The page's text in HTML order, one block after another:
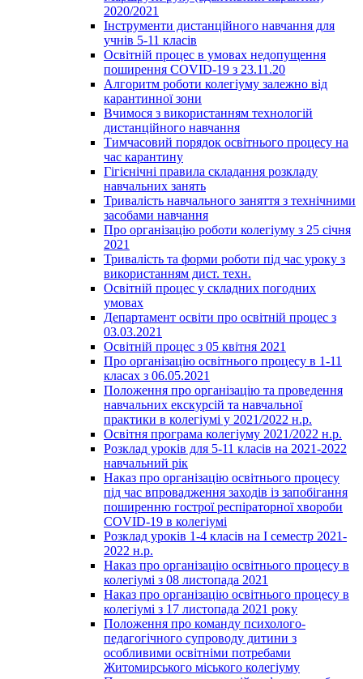
2020/2021
Інструменти дистанційного навчання для
учнів 5-11 класів
Освітній процес в умовах недопущення
поширення COVID-19 з 23.11.20
Алгоритм роботи колегіуму залежно від
карантинної зони
Вчимося з використанням технологій
дистанційного навчання
Тимчасовий порядок освітнього процесу на
час карантину
Гігієнічні правила складання розкладу
навчальних занять
Тривалість навчального заняття з технічними
засобами навчання
Про організацію роботи колегіуму з 25 січня
2021
Тривалість та форми роботи під час уроку з
використанням дист. техн.
Освітній процес у складних погодних
умовах
Департамент освіти про освітній процес з
03.03.2021
Освітній процес з 05 квітня 2021
Про організацію освітнього процесу в 1-11
класах з 06.05.2021
Положення про організацію та проведення
навчальних екскурсій та навчальної
практики в колегіумі у 2021/2022 н.р.
Освітня програма колегіуму 2021/2022 н.р.
Розклад уроків для 5-11 класів на 2021-2022
навчальний рік
Наказ про організацію освітнього процесу
під час впровадження заходів із запобігання
поширенню гострої респіраторної хвороби
COVID-19 в колегіумі
Розклад уроків 1-4 класів на І семестр 2021-
2022 н.р.
Наказ про організацію освітнього процесу в
колегіумі з 08 листопада 2021
Наказ про організацію освітнього процесу в
колегіумі з 17 листопада 2021 року
Положення про команду психолого-
педагогічного супроводу дитини з
особливими освітніми потребами
Житомирського міського колегіуму